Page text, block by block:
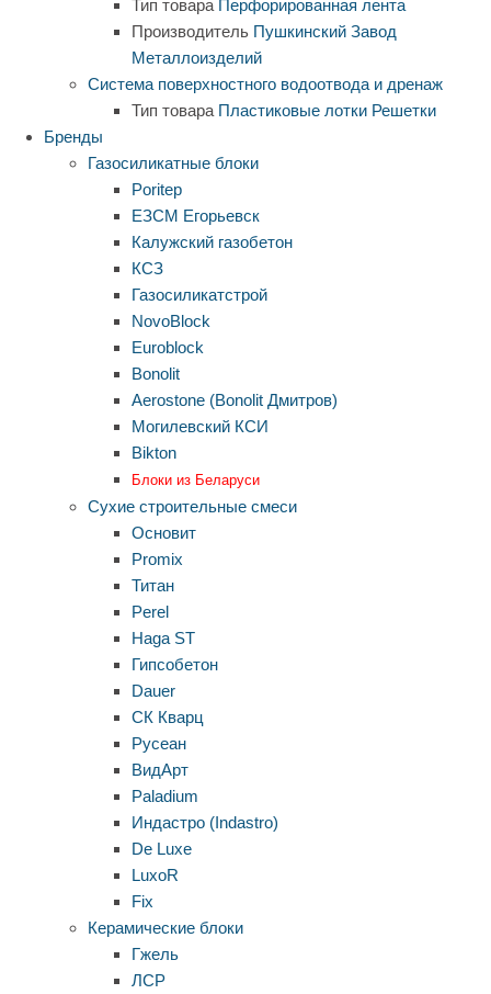
Тип товара Перфорированная лента
Производитель Пушкинский Завод
Металлоизделий
Система поверхностного водоотвода и дренаж
Тип товара Пластиковые лотки Решетки
Бренды
Газосиликатные блоки
Poritep
ЕЗСМ Егорьевск
Калужский газобетон
КСЗ
Газосиликатстрой
NovoBlock
Euroblock
Bonolit
Aerostone (Bonolit Дмитров)
Могилевский КСИ
Bikton
Блоки из Беларуси
Сухие строительные смеси
Основит
Promix
Титан
Perel
Haga ST
Гипсобетон
Dauer
СК Кварц
Русеан
ВидАрт
Paladium
Индастро (Indastro)
De Luxe
LuxoR
Fix
Керамические блоки
Гжель
ЛСР